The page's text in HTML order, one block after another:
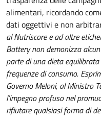
alimentari, ricordando
dati oggettivi e non
al Nutriscore e ad altre
Battery non demonizza
parte di una dieta
frequenze di consumo.
Governo Meloni, al Ministro
l’impegno profuso nel
rifiutare qualsiasi forma di